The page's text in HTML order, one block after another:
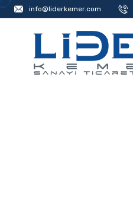
info@liderkemer.com